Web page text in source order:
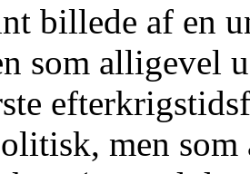
billede af en
som alligevel
men